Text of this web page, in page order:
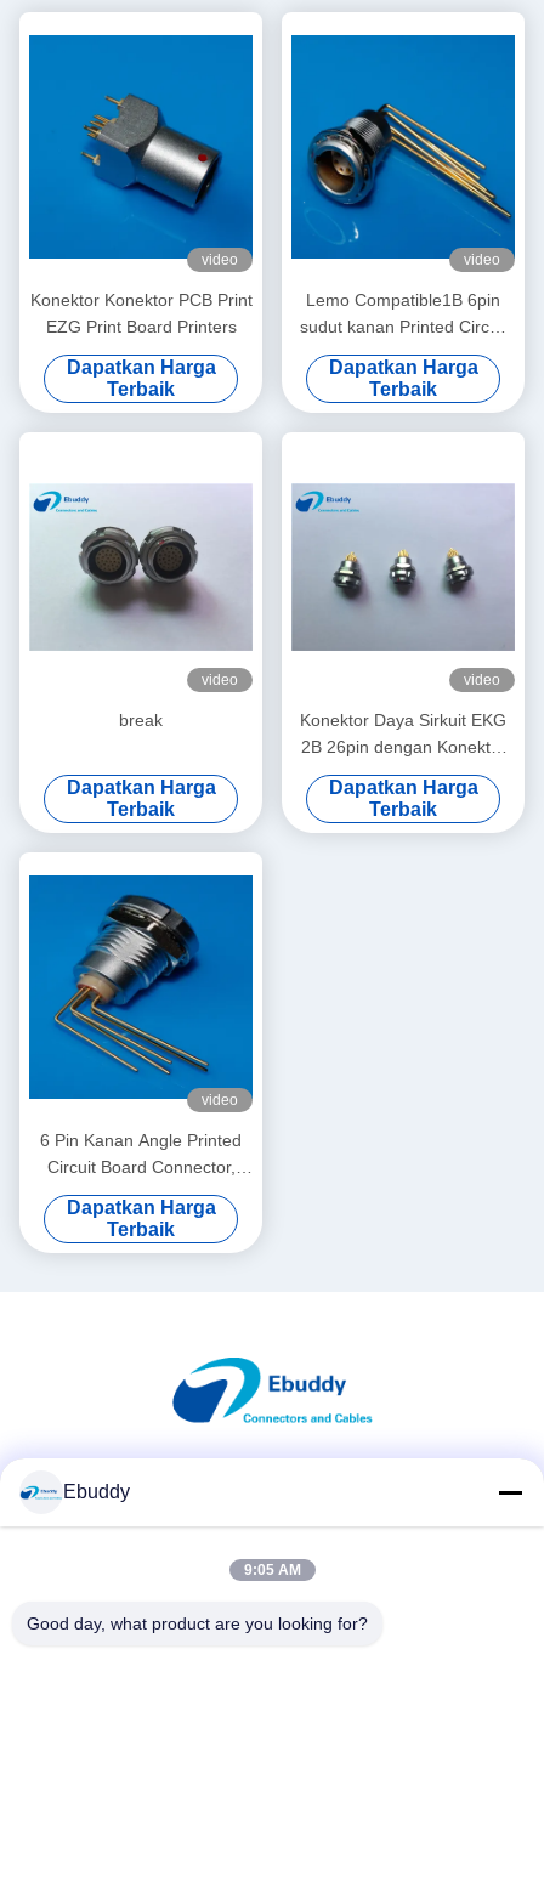
video
Konektor Konektor PCB Print
EZG Print Board Printers
Dapatkan Harga
Terbaik
video
Lemo Compatible1B 6pin
sudut kanan Printed Circuit
Board Connector Untuk
Panel Belakang
Pemasangan
Dapatkan Harga
Terbaik
video
break
Dapatkan Harga
Terbaik
video
Konektor Daya Sirkuit EKG
2B 26pin dengan Konektor
Panel Fasilitas Medis
Dapatkan Harga
Terbaik
video
6 Pin Kanan Angle Printed
Circuit Board Connector,
PCB Mount Connector
Dapatkan Harga
Terbaik
Ebuddy
9:05 AM
Good day, what product are you looking for?